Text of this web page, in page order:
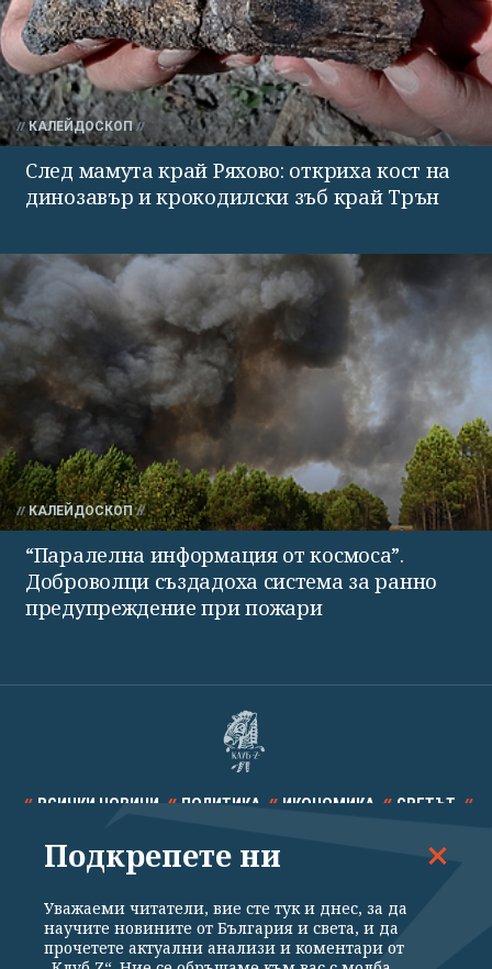
КАЛЕЙДОСКОП
След мамута край Ряхово: откриха кост на
динозавър и крокодилски зъб край Трън
КАЛЕЙДОСКОП
“Паралелна информация от космоса”.
Доброволци създадоха система за ранно
предупреждение при пожари
ВСИЧКИ НОВИНИ ПОЛИТИКА ИКОНОМИКА СВЕТЪТ
СПОРТ КУЛТУРА ТЕХНОЛОГИИ КАЛЕЙДОСКОП
Подкрепете ни
Уважаеми читатели, вие сте тук и днес, за да
научите новините от България и света, и да
прочетете актуални анализи и коментари от